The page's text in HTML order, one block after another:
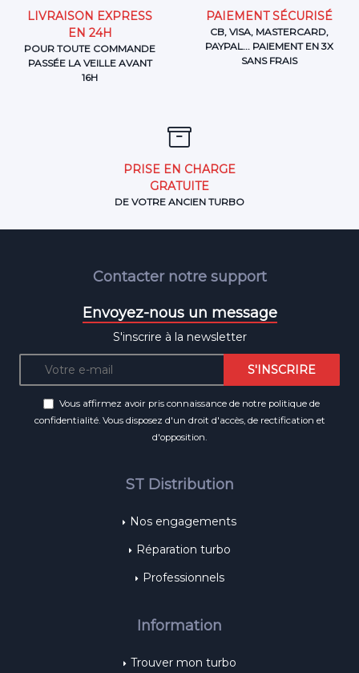
LIVRAISON EXPRESS
EN 24H
POUR TOUTE COMMANDE
PASSÉE LA VEILLE AVANT
16H
PAIEMENT SÉCURISÉ
CB, VISA, MASTERCARD,
PAYPAL... PAIEMENT EN 3X
SANS FRAIS
PRISE EN CHARGE
GRATUITE
DE VOTRE ANCIEN TURBO
Contacter notre support
Envoyez-nous un message
S'inscrire à la newsletter
Vous affirmez avoir pris connaissance de notre politique de
confidentialité. Vous disposez d'un droit d'accès, de rectification et
d'opposition.
ST Distribution
Nos engagements
Réparation turbo
Professionnels
Information
Trouver mon turbo